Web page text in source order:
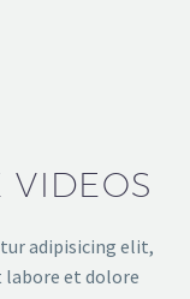
VIDEOS
adipisicing elit,
labore et dolore